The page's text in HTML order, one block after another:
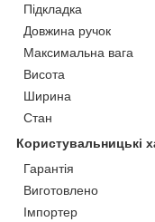
Підкладка
Довжина ручок
Максимальна вага
Висота
Ширина
Стан
Користувальницькі
Гарантія
Виготовлено
Імпортер